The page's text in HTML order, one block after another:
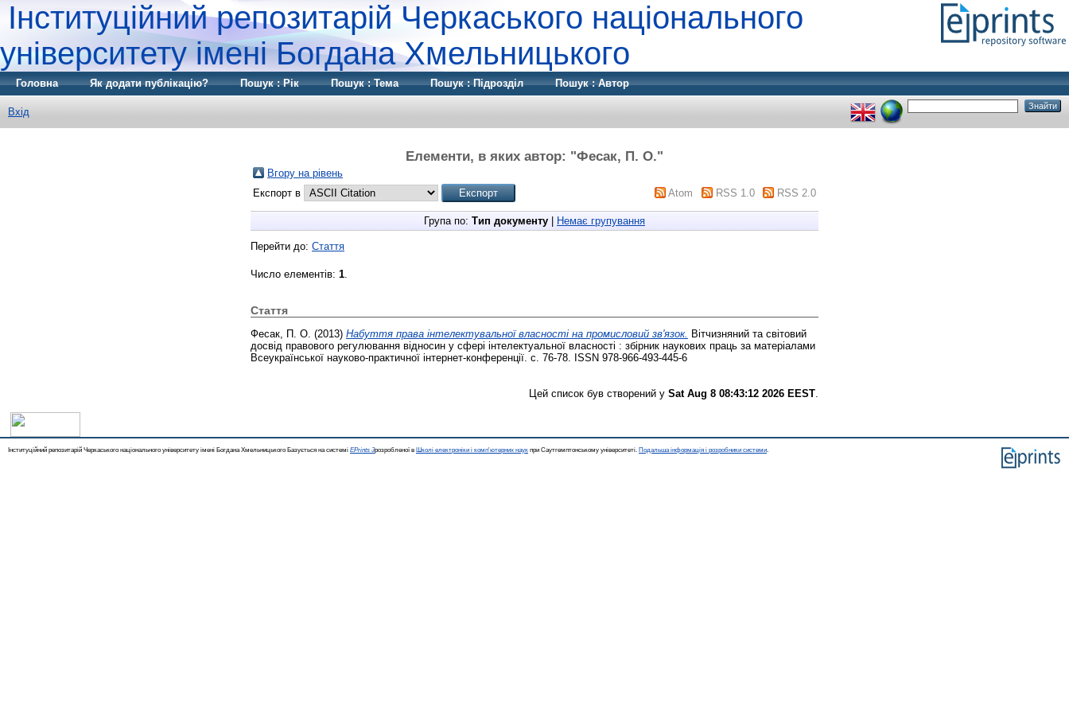
Інституційний репозитарій Черкаського національного
університету імені Богдана Хмельницького
Головна Як додати публікацію? Пошук : Рік Пошук : Тема Пошук : Підрозділ Пошук : Автор
Вхід
Елементи, в яких автор: "Фесак, П. О."
Вгору на рівень
Експорт в
Atom RSS 1.0 RSS 2.0
Група по: Тип документу Немає групування
Перейти до: Стаття
Число елементів: 1
Стаття
Фесак, П. О. (2013) Набуття права інтелектувальної власності на промисловий зв'язок. Вітчизняний та світовий
досвід правового регулювання відносин у сфері інтелектуальної власності : збірник наукових праць за матеріалами
Всеукраїнської науково-практичної інтернет-конференції. с. 76-78. ISSN 978-966-493-445-6
Цей список був створений у Sat Aug 8 08:43:12 2026 EEST
Інституційний репозитарій Черкаського національного університету імені Богдана Хмельницького Базується на системі EPrints 3розробленої в Школі електроніки і комп'ютерних наук при Саутгемптонському університеті. Подальша інформація і розробники системи